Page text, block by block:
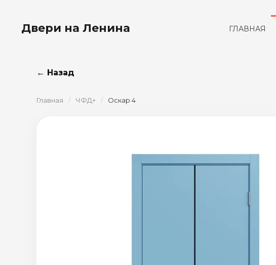
Двери на Ленина ГЛАВНАЯ
← Назад
Главная / ЧФД+ / Оскар 4